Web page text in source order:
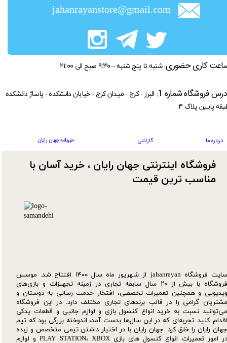
jahanrayanstore@gmail.com
سایت فروشگاه jahanrayan از شهریور ماه سال ۱۴۰۰ افتتاح شد. موسس
فروشگاه با بیش از ۲۰ سال سابقه تجاری در زمینه تجهیزات و بازی‌های
ویدیویی و همچنین تعمیرات تخصصی، افتخار خدمت رسانی به دوستان و
مشتریان گرامی را در قالب برندهای تجاری مختلف دارد. در این فروشگاه
می‌توانید نسبت به خرید انواع کنسول بازی و لوازم جانبی و قطعات یدکی‌
اقدام کنید. تجربه‌ای که در این سال‌ها بدست آمد، اندوخته بزرگی بود که تیم
جهان رایان را خلق کرد. جهان رایان با در اختیار داشتن تیمی متخصص و زبده
در امور تعمیرات انواع کنسول های بازی PLAY STATION، XBOX و لوازم
فروشگاه اینترنتی جهان رایان ، خرید آسان با
مناسب ترین قیمت​​​​​​​
کاری حضوری: شنبه تا پنج شنبه – ۹:۳۰ صبح الی ۲۱:۰۰
درباره ما گارانتی خبرنامه جهان رایان
فروشگاه شماره 1:
البرز - کرج - میدان کرج - خیابان دانشکده - پاساژ دانشکده
پایین پلاک ۴